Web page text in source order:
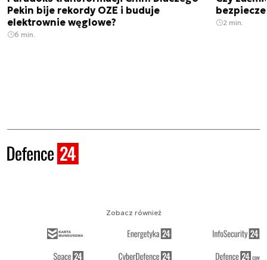
Pekin bije rekordy OZE i buduje
elektrownie węglowe?
6 min.
2 min.
Zobacz również